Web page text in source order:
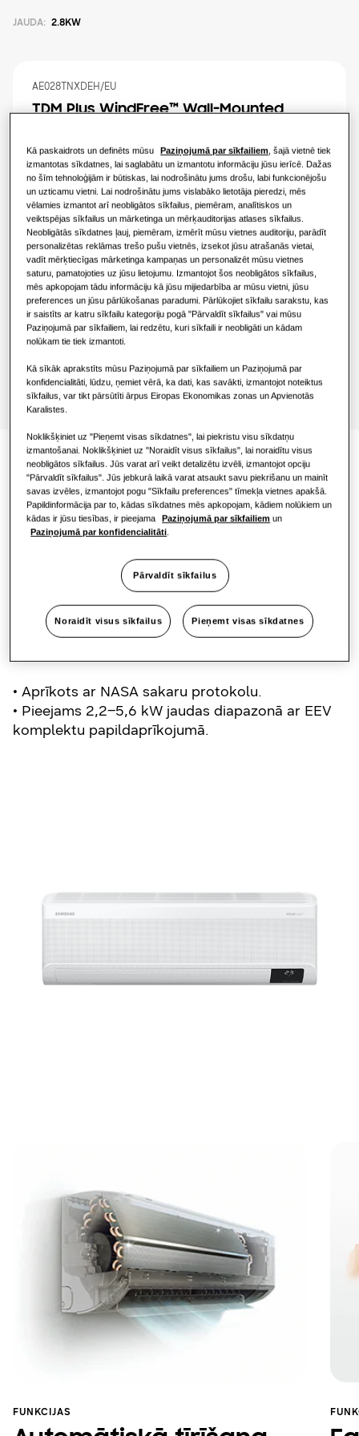
Gaisa kondicionēšanas risinājumi
RISINĀJUMI KOMERCIĀLAJĀM ĒKĀM
Vadīklas
Kas ir gaisa kondicionētājs un kā tas
darbojas?
KOMERCIĀLIE RISINĀJUMI
Viesnīcām
Mazumtirdzniecības ēkām
Restorāniem
Birojam
Ilgtspējība
One Samsung
SmartThings Pro
Par Samsung
JAUDA: 2.8KW
TDM Plus WindFree™️ Wall-Mounted
AE028TNXDEH/EU
2.2KW 2.8KW 3.6KW 5.6KW
7.1KW
Pieejamā jauda
1 fāze
TDM Plus WindFree™ Deluxe
Samsung turpina attīstīt WindFree™ tehnoloģiju,
pievienojot EHS TDM Plus produktu klāstam
pilnīgi jaunu pie sienas stiprināmu WindFree™
modeli. Jaunais TDM Plus WindFree™ Deluxe ir
aprīkots ar WindFree™ dzesēšanas tehnoloģiju
un maigi un vienmērīgi izplata svaigu gaisu cauri
tūkstošiem mikroatveru, radot „stāvoša gaisa”
• Aprīkots ar NASA sakaru protokolu.
• Pieejams 2,2–5,6 kW jaudas diapazonā ar EEV
komplektu papildaprīkojumā.
FUNKCIJAS
Kā paskaidrots un definēts mūsu Paziņojumā par sīkfailiem, šajā vietnē tiek
izmantotas sīkdatnes, lai saglabātu un izmantotu informāciju jūsu ierīcē. Dažas
no šīm tehnoloģijām ir būtiskas, lai nodrošinātu jums drošu, labi funkcionējošu
un uzticamu vietni. Lai nodrošinātu jums vislabāko lietotāja pieredzi, mēs
vēlamies izmantot arī neobligātos sīkfailus, piemēram, analītiskos un
veiktspējas sīkfailus un mārketinga un mērķauditorijas atlases sīkfailus.
Neobligātās sīkdatnes ļauj, piemēram, izmērīt mūsu vietnes auditoriju, parādīt
personalizētas reklāmas trešo pušu vietnēs, izsekot jūsu atrašanās vietai,
vadīt mērķtiecīgas mārketinga kampaņas un personalizēt mūsu vietnes
saturu, pamatojoties uz jūsu lietojumu. Izmantojot šos neobligātos sīkfailus,
mēs apkopojam tādu informāciju kā jūsu mijiedarbība ar mūsu vietni, jūsu
preferences un jūsu pārlūkošanas paradumi. Pārlūkojiet sīkfailu sarakstu, kas
ir saistīts ar katru sīkfailu kategoriju pogā "Pārvaldīt sīkfailus" vai mūsu
Paziņojumā par sīkfailiem, lai redzētu, kuri sīkfaili ir neobligāti un kādam
nolūkam tie tiek izmantoti.
Kā sīkāk aprakstīts mūsu Paziņojumā par sīkfailiem un Paziņojumā par
konfidencialitāti, lūdzu, ņemiet vērā, ka dati, kas savākti, izmantojot noteiktus
sīkfailus, var tikt pārsūtīti ārpus Eiropas Ekonomikas zonas un Apvienotās
Karalistes.
Noklikšķiniet uz "Pieņemt visas sīkdatnes", lai piekristu visu sīkdatņu
izmantošanai. Noklikšķiniet uz "Noraidīt visus sīkfailus", lai noraidītu visus
neobligātos sīkfailus. Jūs varat arī veikt detalizētu izvēli, izmantojot opciju
"Pārvaldīt sīkfailus". Jūs jebkurā laikā varat atsaukt savu piekrišanu un mainīt
savas izvēles, izmantojot pogu "Sīkfailu preferences" tīmekļa vietnes apakšā.
Papildinformācija par to, kādas sīkdatnes mēs apkopojam, kādiem nolūkiem un
kādas ir jūsu tiesības, ir pieejama
Paziņojumā par sīkfailiem un
Paziņojumā par konfidencialitāti.
Pārvaldīt sīkfailus
Noraidīt visus sīkfailus Pieņemt visas sīkdatnes